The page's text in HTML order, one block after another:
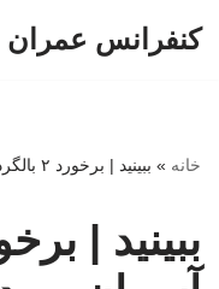
کنفرانس عمران
خانه » ببینید | برخورد ۲ بالگرد در آسمان ریودوژانیرو در برزیل